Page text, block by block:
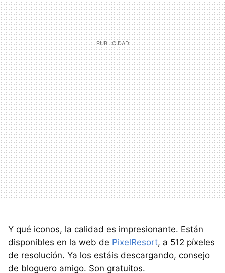
Y qué iconos, la calidad es impresionante. Están
disponibles en la web de PixelResort, a 512 píxeles
de resolución. Ya los estáis descargando, consejo
de bloguero amigo. Son gratuitos.